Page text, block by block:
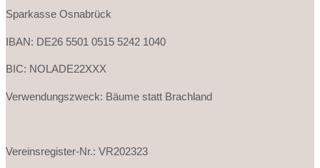
Sparkasse Osnabrück
IBAN: DE26 5501 0515 5242 1040
BIC: NOLADE22XXX
Verwendungszweck: Bäume statt Brachland
Vereinsregister-Nr.: VR202323